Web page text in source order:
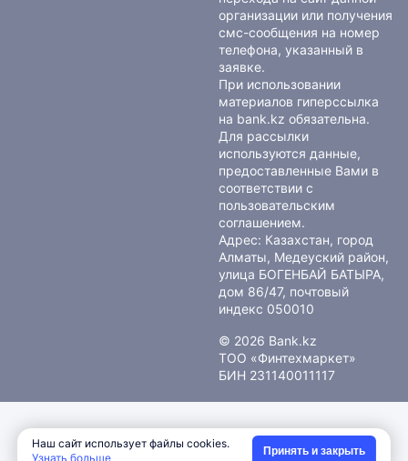
организации или получения
смс-сообщения на номер
телефона, указанный в
заявке.
При использовании
материалов гиперссылка
на bank.kz обязательна.
Для рассылки
используются данные,
предоставленные Вами в
соответствии с
пользовательским
соглашением.
Адрес: Казахстан, город
Алматы, Медеуский район,
улица БОГЕНБАЙ БАТЫРА,
дом 86/47, почтовый
индекс 050010
© 2026 Bank.kz
ТОО «Финтехмаркет»
БИН 231140011117
Наш сайт использует файлы cookies.
Узнать больше
Принять и закрыть